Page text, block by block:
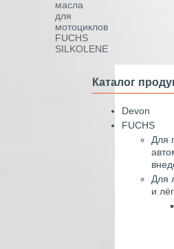
масла
для
мотоциклов
FUCHS
SILKOLENE
Каталог
Devon
FUCHS
Для
Для
и